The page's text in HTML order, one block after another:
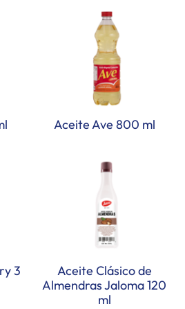
Aceite Ave 800 ml
3
Aceite Clásico de
Almendras Jaloma 120
ml